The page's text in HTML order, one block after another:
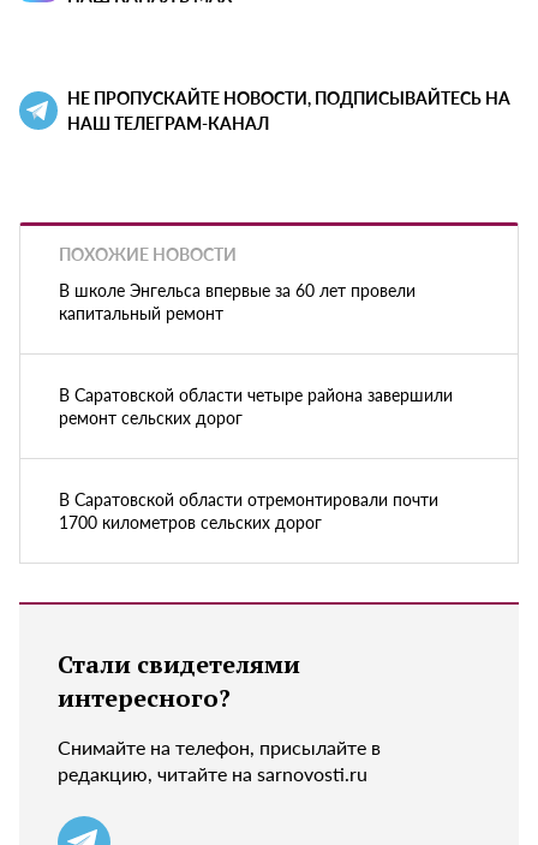
НЕ ПРОПУСКАЙТЕ НОВОСТИ, ПОДПИСЫВАЙТЕСЬ НА
НАШ ТЕЛЕГРАМ-КАНАЛ
ПОХОЖИЕ НОВОСТИ
В школе Энгельса впервые за 60 лет провели
капитальный ремонт
В Саратовской области четыре района завершили
ремонт сельских дорог
В Саратовской области отремонтировали почти
1700 километров сельских дорог
Стали свидетелями
интересного?
Снимайте на телефон, присылайте в
редакцию, читайте на sarnovosti.ru